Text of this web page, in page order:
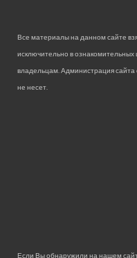
Все материалы на данном сайте
исключительно в
владельцам. Администрация
не несет.
Если Вы обнаружили на нашем